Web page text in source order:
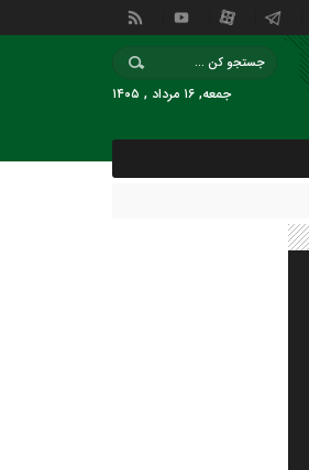
جمعه, ۱۶ مرداد , ۱۴۰۵